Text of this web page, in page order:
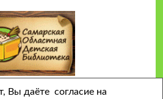
Вы даёте согласие на